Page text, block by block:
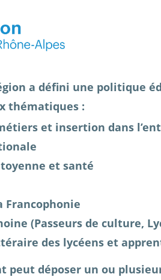
a défini une politique
thématiques :
et insertion dans
et santé
Francophonie
(Passeurs de culture,
des lycéens et
peut déposer un ou